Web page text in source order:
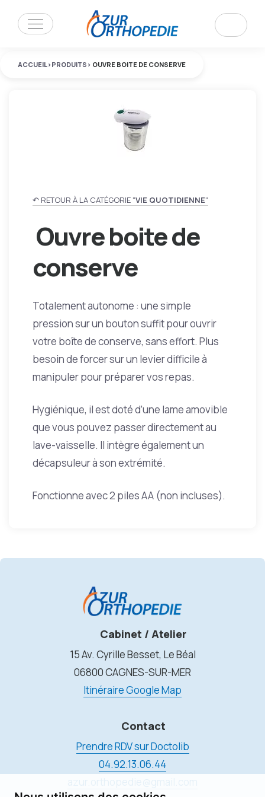
ACCUEIL>PRODUITS > OUVRE BOITE DE CONSERVE
↶ RETOUR À LA CATÉGORIE "VIE QUOTIDIENNE"
Ouvre boite de
conserve
Totalement autonome : une simple
pression sur un bouton suffit pour ouvrir
votre boîte de conserve, sans effort. Plus
besoin de forcer sur un levier difficile à
manipuler pour préparer vos repas.
Hygiénique, il est doté d’une lame amovible
que vous pouvez passer directement au
lave-vaisselle. Il intègre également un
décapsuleur à son extrémité.
Fonctionne avec 2 piles AA (non incluses).
Cabinet / Atelier
15 Av. Cyrille Besset, Le Béal
06800 CAGNES-SUR-MER
Itinéraire Google Map
Contact
Prendre RDV sur Doctolib
04.92.13.06.44